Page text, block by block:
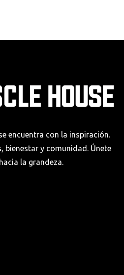
encuentra con la inspiración.
bienestar y comunidad. Únete
la grandeza.